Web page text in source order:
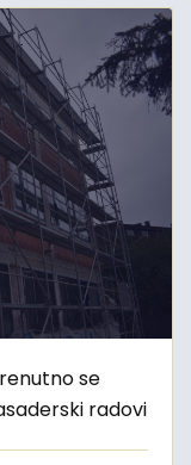
se
radovi